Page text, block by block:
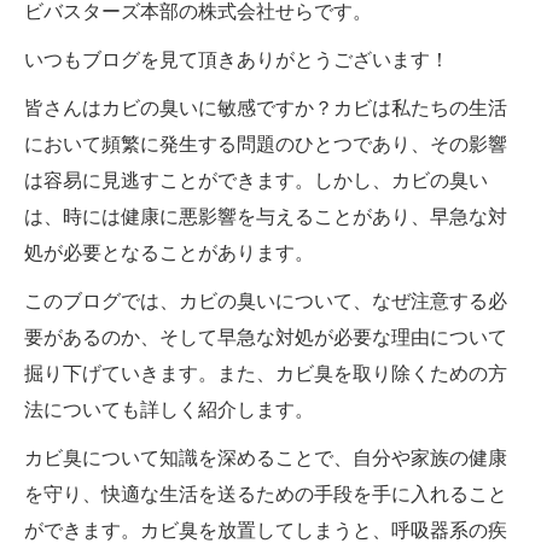
ビバスターズ本部の株式会社せらです。
いつもブログを見て頂きありがとうございます！
皆さんはカビの臭いに敏感ですか？カビは私たちの生活
において頻繁に発生する問題のひとつであり、その影響
は容易に見逃すことができます。しかし、カビの臭い
は、時には健康に悪影響を与えることがあり、早急な対
処が必要となることがあります。
このブログでは、カビの臭いについて、なぜ注意する必
要があるのか、そして早急な対処が必要な理由について
掘り下げていきます。また、カビ臭を取り除くための方
法についても詳しく紹介します。
カビ臭について知識を深めることで、自分や家族の健康
を守り、快適な生活を送るための手段を手に入れること
ができます。カビ臭を放置してしまうと、呼吸器系の疾